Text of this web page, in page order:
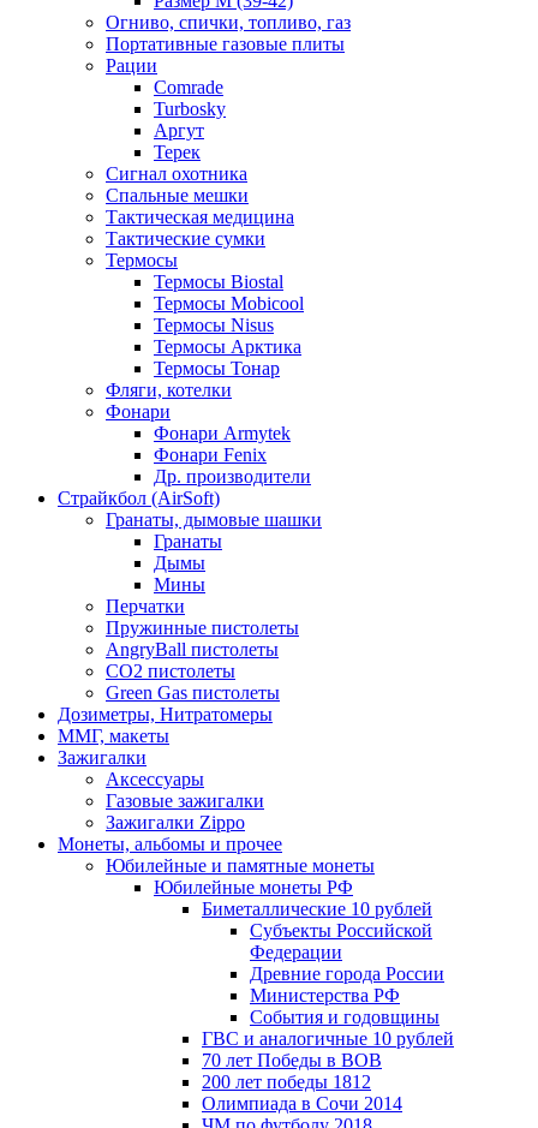
Огниво, спички, топливо, газ
Портативные газовые плиты
Рации
Comrade
Turbosky
Аргут
Терек
Сигнал охотника
Спальные мешки
Тактическая медицина
Тактические сумки
Термосы
Термосы Biostal
Термосы Mobicool
Термосы Nisus
Термосы Арктика
Термосы Тонар
Фляги, котелки
Фонари
Фонари Armytek
Фонари Fenix
Др. производители
Страйкбол (AirSoft)
Гранаты, дымовые шашки
Гранаты
Дымы
Мины
Перчатки
Пружинные пистолеты
AngryBall пистолеты
CO2 пистолеты
Green Gas пистолеты
Дозиметры, Нитратомеры
ММГ, макеты
Зажигалки
Аксессуары
Газовые зажигалки
Зажигалки Zippo
Монеты, альбомы и прочее
Юбилейные и памятные монеты
Юбилейные монеты РФ
Биметаллические 10 рублей
Субъекты Российской
Федерации
Древние города России
Министерства РФ
События и годовщины
ГВС и аналогичные 10 рублей
70 лет Победы в ВОВ
200 лет победы 1812
Олимпиада в Сочи 2014